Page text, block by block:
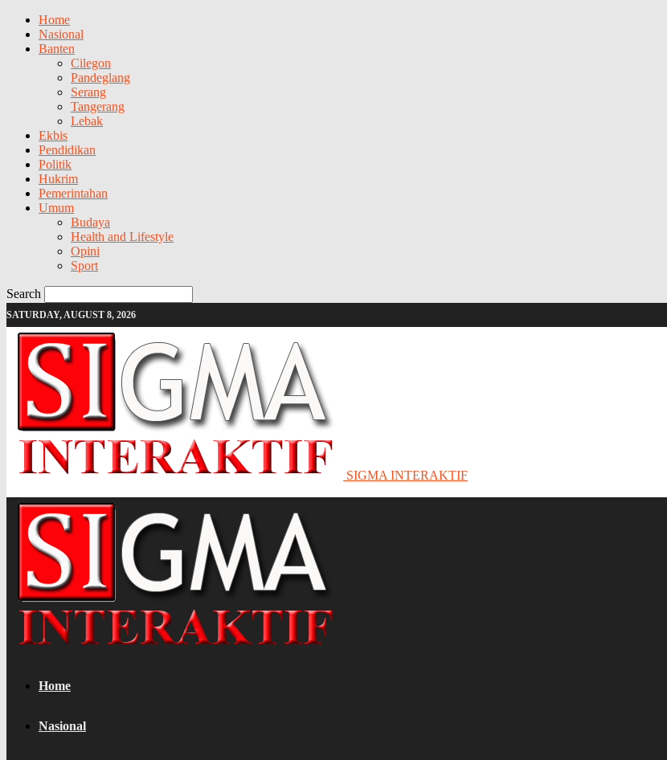
Home
Nasional
Banten
Cilegon
Pandeglang
Serang
Tangerang
Lebak
Ekbis
Pendidikan
Politik
Hukrim
Pemerintahan
Umum
Budaya
Health and Lifestyle
Opini
Sport
Search
SATURDAY, AUGUST 8, 2026
SIGMA INTERAKTIF
Home
Nasional